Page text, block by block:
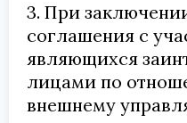
3. При
соглашения с
являющихся
лицами по
внешнему